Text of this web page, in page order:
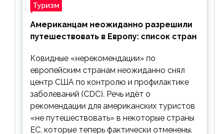
Туризм
Американцам неожиданно разрешили
путешествовать в Европу: список стран
Ковидные «нерекомендации» по
европейским странам неожиданно снял
центр США по контролю и профилактике
заболеваний (CDC). Речь идёт о
рекомендации для американских туристов
«не путешествовать» в некоторые страны
ЕС, которые теперь фактически отменены.